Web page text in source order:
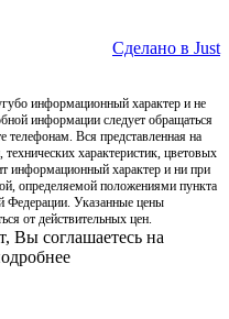
Сделано в Just
информационный характер и не
информации следует обращаться
телефонам. Вся представленная на
характеристик, цветовых
информационный характер и ни при
определяемой положениями пункта
Федерации. Указанные цены
от действительных цен.
Вы соглашаетесь на